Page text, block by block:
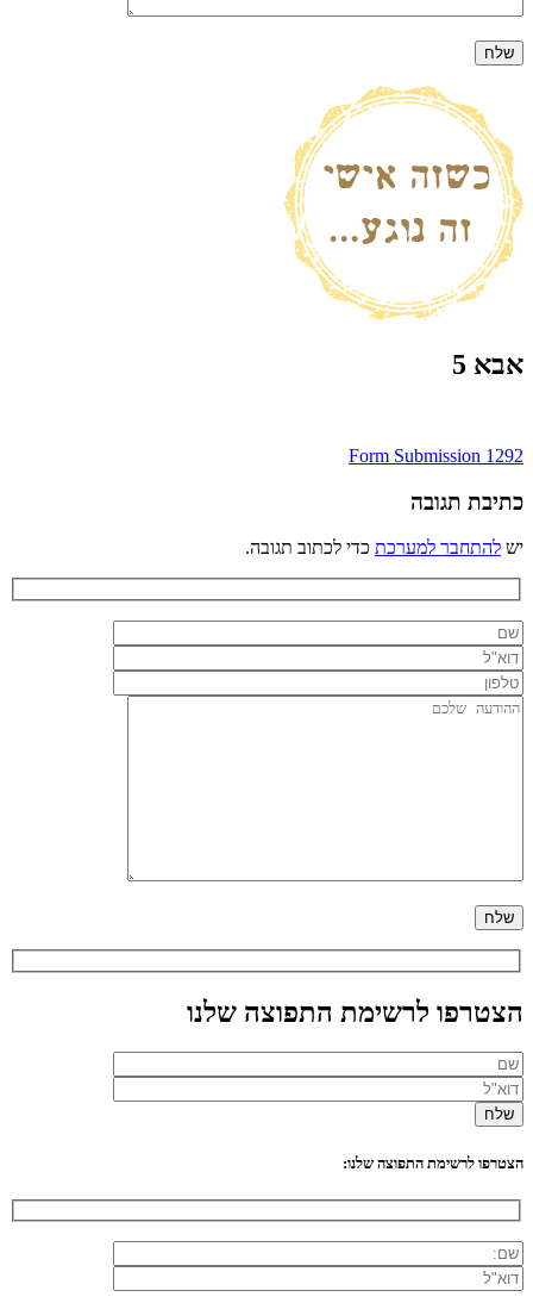
אבא 5
ניווט
Form Submission 1292
כתיבת תגובה
יש להתחבר למערכת כדי לכתוב תגובה.
הצטרפו לרשימת התפוצה שלנו
הצטרפו לרשימת התפוצה שלנו: